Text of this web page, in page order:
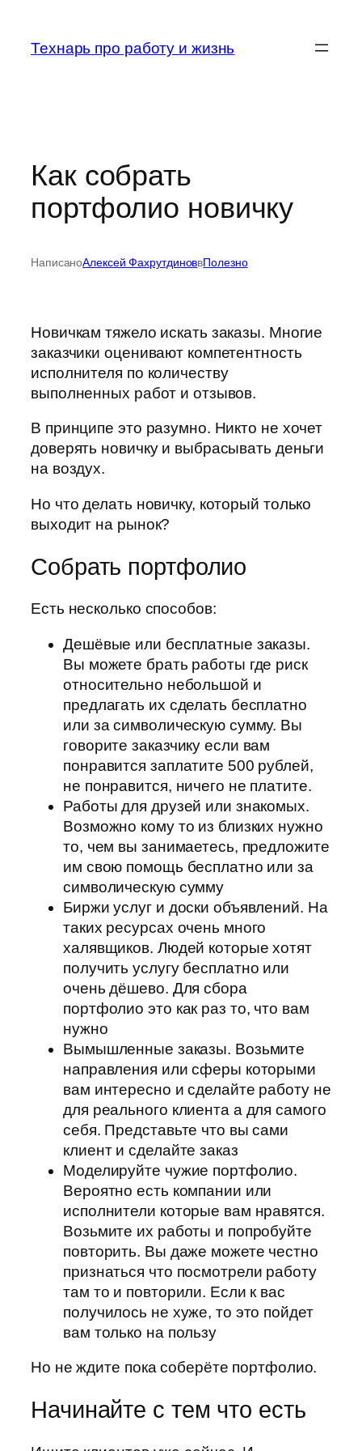
содержимому
Технарь про работу и жизнь
Как собрать
портфолио новичку
НаписаноАлексей ФахрутдиноввПолезно
Новичкам тяжело искать заказы. Многие
заказчики оценивают компетентность
исполнителя по количеству
выполненных работ и отзывов.
В принципе это разумно. Никто не хочет
доверять новичку и выбрасывать деньги
на воздух.
Но что делать новичку, который только
выходит на рынок?
Собрать портфолио
Есть несколько способов:
Дешёвые или бесплатные заказы.
Вы можете брать работы где риск
относительно небольшой и
предлагать их сделать бесплатно
или за символическую сумму. Вы
говорите заказчику если вам
понравится заплатите 500 рублей,
не понравится, ничего не платите.
Работы для друзей или знакомых.
Возможно кому то из близких нужно
то, чем вы занимаетесь, предложите
им свою помощь бесплатно или за
символическую сумму
Биржи услуг и доски объявлений. На
таких ресурсах очень много
халявщиков. Людей которые хотят
получить услугу бесплатно или
очень дёшево. Для сбора
портфолио это как раз то, что вам
нужно
Вымышленные заказы. Возьмите
направления или сферы которыми
вам интересно и сделайте работу не
для реального клиента а для самого
себя. Представьте что вы сами
клиент и сделайте заказ
Моделируйте чужие портфолио.
Вероятно есть компании или
исполнители которые вам нравятся.
Возьмите их работы и попробуйте
повторить. Вы даже можете честно
признаться что посмотрели работу
там то и повторили. Если к вас
получилось не хуже, то это пойдет
вам только на пользу
Но не ждите пока соберёте портфолио.
Начинайте с тем что есть